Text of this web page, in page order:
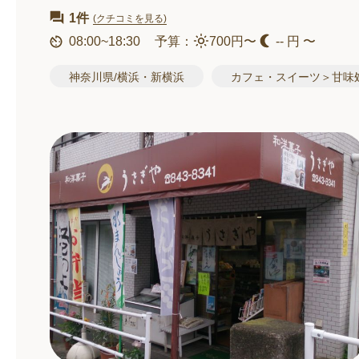
1件 (クチコミを見る)
08:00~18:30 予算： 700円〜 -- 円 〜
神奈川県/横浜・新横浜 カフェ・スイーツ＞甘味